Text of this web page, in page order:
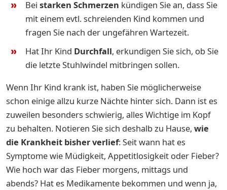
Bei starken Schmerzen kündigen Sie an, dass Sie
mit einem evtl. schreienden Kind kommen und
fragen Sie nach der ungefähren Wartezeit.
Hat Ihr Kind Durchfall, erkundigen Sie sich, ob Sie
die letzte Stuhlwindel mitbringen sollen.
Wenn Ihr Kind krank ist, haben Sie möglicherweise
schon einige allzu kurze Nächte hinter sich. Dann ist es
zuweilen besonders schwierig, alles Wichtige im Kopf
zu behalten. Notieren Sie sich deshalb zu Hause, wie
die Krankheit bisher verlief: Seit wann hat es
Symptome wie Müdigkeit, Appetitlosigkeit oder Fieber?
Wie hoch war das Fieber morgens, mittags und
abends? Hat es Medikamente bekommen und wenn ja,